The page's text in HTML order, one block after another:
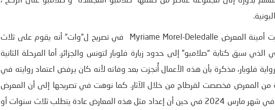
وحول الفلسفة العامة لهذا النشاط، أشارت أمينة المعرض Myriame Morel-Deledalle في تصريح ل”وات” أنه يقوم على ثلاث
سبق كتابة “صلامبو” إلى حدود زيارة فلوبار لتونس والجزائر. أما المرحلة الثانية
فلوبار، مذكرة بأن هذه الأعمال أُنجزت بعد وفاته لأنه كان يرفض اعتماد روايته في
من المعرض فخصصت لقرطاج من خلال الآثار. كما نوهت في تصريحها إلى أن المعرض
أعد في توقيت قياسي حيث بدأ العمل عليه في شهر مارس 2024 في حين أن إعداد مثل هذه المعارض عادة يتطلب ثلاث سنوات أو